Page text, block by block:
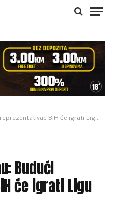
BiH će igrati Ligu prvaka
Budući
će igrati Ligu